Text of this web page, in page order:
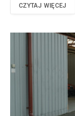
CZYTAJ WIĘCEJ